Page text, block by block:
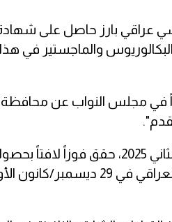
الجبار الحلبوسي الدليمي (46 عاماً)، سياسي
والماجستير في
السياسي والبرلماني للمرة الأولى عام 2018 عضواً في